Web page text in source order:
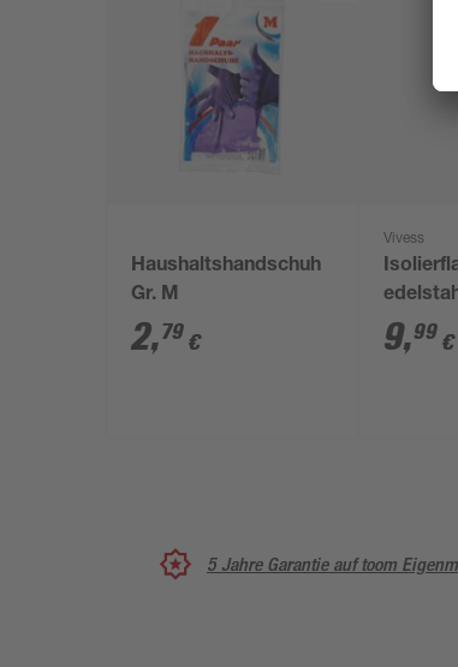
Haushaltshandschuh
Gr. M
2,79 €
Vivess
ml
9,99 €
5 Jahre Garantie auf toom